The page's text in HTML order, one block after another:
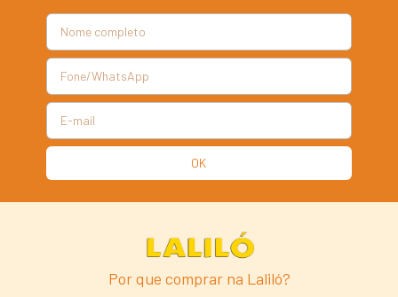
Por que comprar na Laliló?